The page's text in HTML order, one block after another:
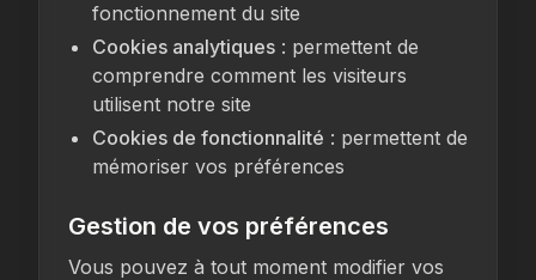
fonctionnement du site
Cookies analytiques : permettent de
comprendre comment les visiteurs
utilisent notre site
Cookies de fonctionnalité : permettent de
mémoriser vos préférences
Gestion de vos préférences
Vous pouvez à tout moment modifier vos